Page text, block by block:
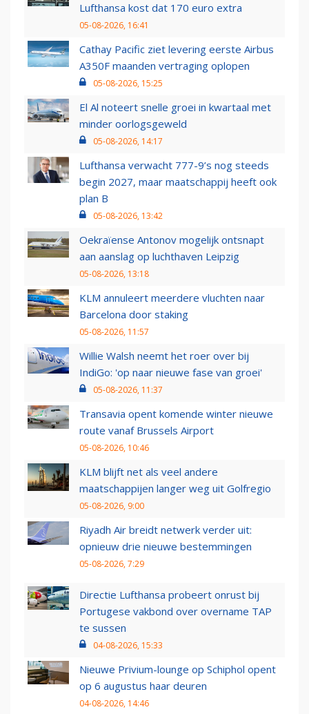
Lufthansa kost dat 170 euro extra
05-08-2026, 16:41
Cathay Pacific ziet levering eerste Airbus
A350F maanden vertraging oplopen
05-08-2026, 15:25
El Al noteert snelle groei in kwartaal met
minder oorlogsgeweld
05-08-2026, 14:17
Lufthansa verwacht 777-9’s nog steeds
begin 2027, maar maatschappij heeft ook
plan B
05-08-2026, 13:42
Oekraïense Antonov mogelijk ontsnapt
aan aanslag op luchthaven Leipzig
05-08-2026, 13:18
KLM annuleert meerdere vluchten naar
Barcelona door staking
05-08-2026, 11:57
Willie Walsh neemt het roer over bij
IndiGo: 'op naar nieuwe fase van groei'
05-08-2026, 11:37
Transavia opent komende winter nieuwe
route vanaf Brussels Airport
05-08-2026, 10:46
KLM blijft net als veel andere
maatschappijen langer weg uit Golfregio
05-08-2026, 9:00
Riyadh Air breidt netwerk verder uit:
opnieuw drie nieuwe bestemmingen
05-08-2026, 7:29
Directie Lufthansa probeert onrust bij
Portugese vakbond over overname TAP
te sussen
04-08-2026, 15:33
Nieuwe Privium-lounge op Schiphol opent
op 6 augustus haar deuren
04-08-2026, 14:46